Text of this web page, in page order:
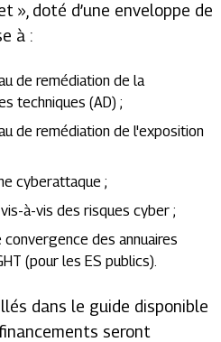
», doté d’une enveloppe de
à :
de remédiation de la
techniques (AD) ;
de remédiation de l'exposition
cyberattaque ;
à-vis des risques cyber ;
des annuaires
(pour les ES publics).
dans le guide disponible
seront